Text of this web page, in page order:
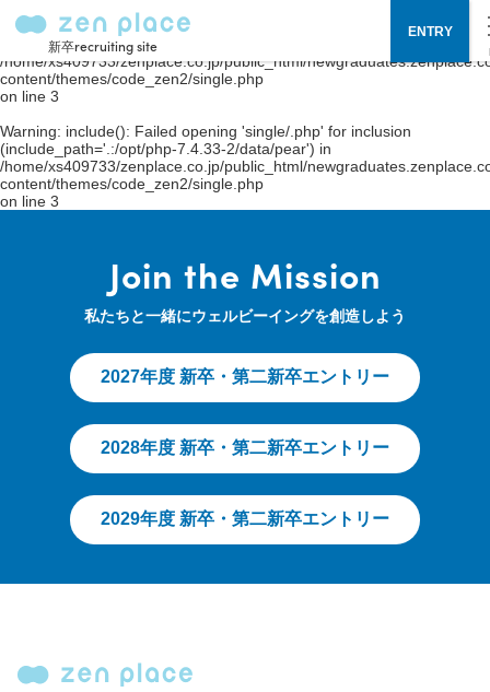
新卒recruiting site
ENTRY
Warning
: include(single/.php): failed to open stream: No such file or
directory in
/home/xs409733/zenplace.co.jp/public_html/
content/themes/code_zen2/single.php
on line 3
Warning: include(): Failed opening 'single/.php' for inclusion
(include_path='.:/opt/php-7.4.33-2/data/pear') in
/home/xs409733/zenplace.co.jp/public_html/
content/themes/code_zen2/single.php
on line 3
Join the Mission
私たちと一緒にウェルビーイングを創造しよう
2027年度 新卒・第二新卒エントリー
2028年度 新卒・第二新卒エントリー
2029年度 新卒・第二新卒エントリー